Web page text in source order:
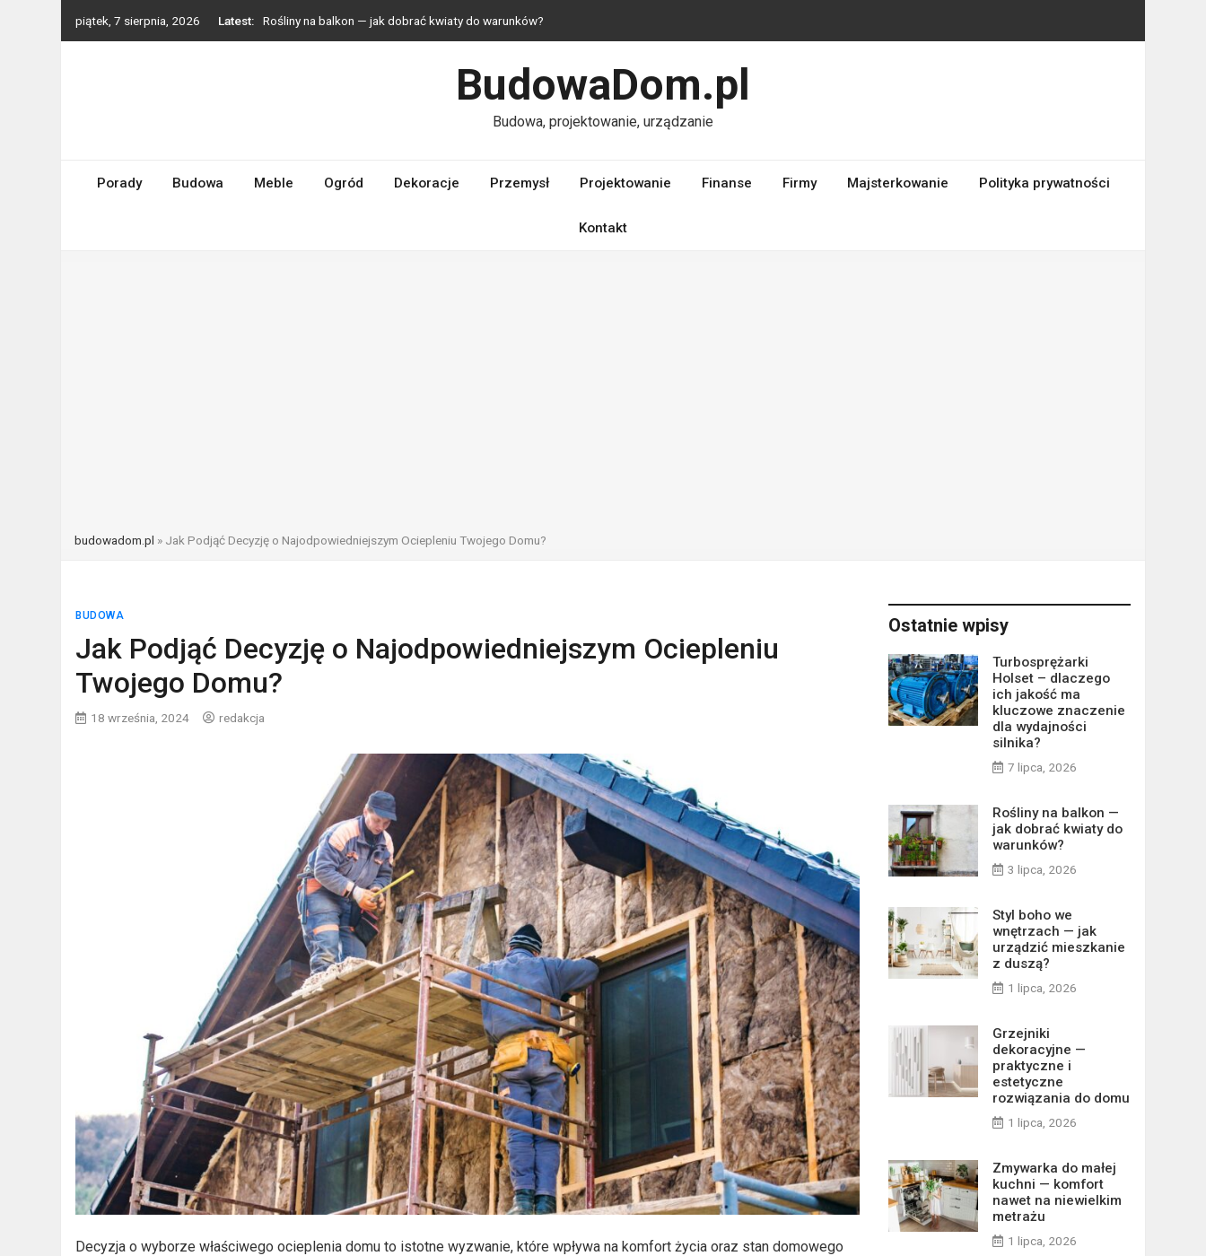
piątek, 7 sierpnia, 2026 Latest:
Rośliny na balkon — jak dobrać kwiaty do warunków?
Grzejniki dekoracyjne — praktyczne i estetyczne rozwiązania do domu
Zmywarka do małej kuchni — komfort nawet na niewielkim metrażu
Turbosprężarki Holset – dlaczego ich jakość ma kluczowe znaczenie dla wydajności silnika?
BudowaDom.pl
Budowa, projektowanie, urządzanie
Porady Budowa Meble Ogród Dekoracje Przemysł Projektowanie Finanse Firmy Majsterkowanie Polityka prywatności
Kontakt
budowadom.pl » Jak Podjąć Decyzję o Najodpowiedniejszym Ociepleniu Twojego Domu?
BUDOWA
Jak Podjąć Decyzję o Najodpowiedniejszym Ociepleniu
Twojego Domu?
18 września, 2024 redakcja
Decyzja o wyborze właściwego ocieplenia domu to istotne wyzwanie, które wpływa na komfort życia oraz stan domowego
Ostatnie wpisy
Turbosprężarki
Holset – dlaczego
ich jakość ma
kluczowe znaczenie
dla wydajności
silnika?
7 lipca, 2026
Rośliny na balkon —
jak dobrać kwiaty do
warunków?
3 lipca, 2026
Styl boho we
wnętrzach — jak
urządzić mieszkanie
z duszą?
1 lipca, 2026
Grzejniki
dekoracyjne —
praktyczne i
estetyczne
rozwiązania do domu
1 lipca, 2026
Zmywarka do małej
kuchni — komfort
nawet na niewielkim
metrażu
1 lipca, 2026